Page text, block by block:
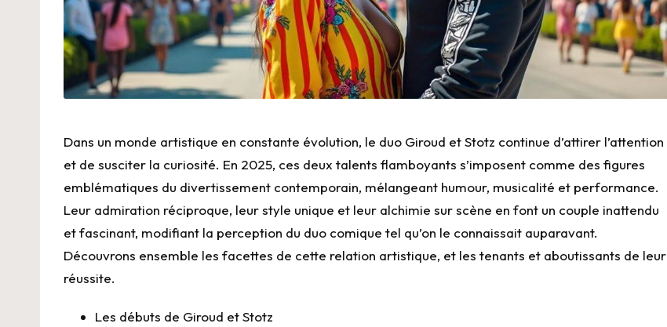
Dans un monde artistique en constante évolution, le duo Giroud et Stotz continue d’attirer l’attention
et de susciter la curiosité. En 2025, ces deux talents flamboyants s’imposent comme des figures
emblématiques du divertissement contemporain, mélangeant humour, musicalité et performance.
Leur admiration réciproque, leur style unique et leur alchimie sur scène en font un couple inattendu
et fascinant, modifiant la perception du duo comique tel qu’on le connaissait auparavant.
Découvrons ensemble les facettes de cette relation artistique, et les tenants et aboutissants de leur
réussite.
Les débuts de Giroud et Stotz